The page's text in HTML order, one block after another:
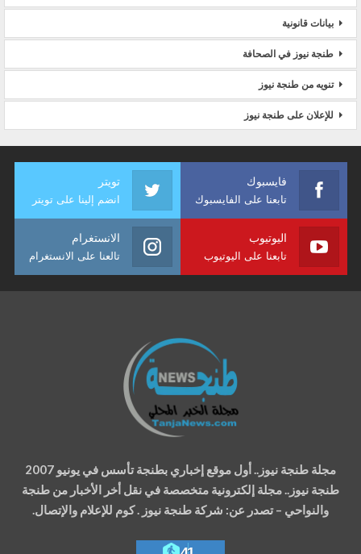
بيانات قانونية
طنجة نيوز في الصحافة
تنويه من طنجة نيوز
للإعلان على طنجة نيوز
فايسبوك
تابعنا على الفايسبوك
تويتر
انضم إلينا على تويتر
اليوتيوب
تابعنا على اليوتيوب
الانستغرام
تالعنا على الانستغرام
مجلة طنجة نيوز.. أول موقع إخباري بطنجة تأسس في يونيو 2007
طنجة نيوز.. مجلة إلكترونية متخصصة في نقل أخر الأخبار من طنجة
والنواحي – تصدر عن: شركة طنجة نيوز . كوم للإعلام والإتصال.